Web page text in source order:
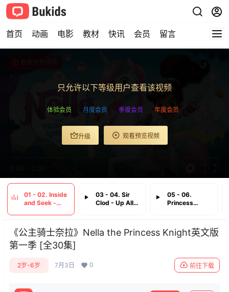
首页 动画 电影 教材 快讯 会员 留言
只允许以下等级用户查看该视频
体验会员 月度会员 季度会员 年度会员
升级 观看预览视频
01 - 02. Inside
and Seek -
Dragons
03 - 04. Sir
Clod - Up All
05 - 06.
Princess
Blaine Game
《公主骑士奈拉》Nella the Princess Knight英文版
第一季 [全30集]
2岁-6岁 7月3日 0 前往下载